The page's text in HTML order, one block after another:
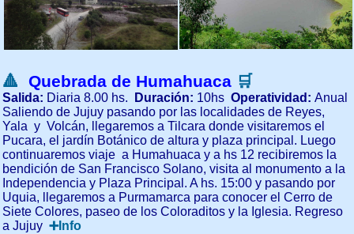
🔺 Quebrada de Humahuaca 🛒
Salida: Diaria 8.00 hs. Duración: 10hsOperatividad: Anual
Saliendo de Jujuy pasando por las localidades de Reyes,
Yala y Volcán, llegaremos a Tilcara donde visitaremos el
Pucara, el jardín Botánico de altura y plaza principal. Luego
continuaremos viaje a Humahuaca y a hs 12 recibiremos la
bendición de San Francisco Solano, visita al monumento a la
Independencia y Plaza Principal. A hs. 15:00 y pasando por
Uquia, llegaremos a Purmamarca para conocer el Cerro de
Siete Colores, paseo de los Coloraditos y la Iglesia. Regreso
a Jujuy➕Info